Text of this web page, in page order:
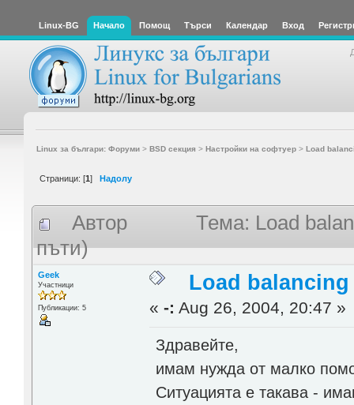
Linux-BG Начало Помощ Търси Календар Вход
Linux за българи: Форуми> BSD секция > Настройки на софтуер> Load
Страници: [1] Надолу
Автор
Тема: Load
пъти)
Geek
Участници
Публикации: 5
Load
«-: Aug 26, 2004, 20:47 »
Здравейте,
имам нужда от малко
Ситуацията е такава -